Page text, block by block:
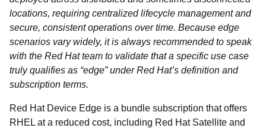
locations, requiring centralized lifecycle management and
secure, consistent operations over time. Because edge
scenarios vary widely, it is always recommended to speak
with the Red Hat team to validate that a specific use case
truly qualifies as “edge” under Red Hat’s definition and
subscription terms.
Red Hat Device Edge is a bundle subscription that offers
RHEL at a reduced cost, including Red Hat Satellite and